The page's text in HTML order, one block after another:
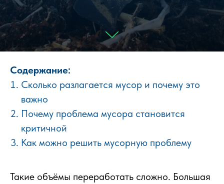
Содержание:
Сколько разлагается мусор и почему это
важно
Почему проблема мусора становится
критичной
Как можно решить мусорную проблему
Такие объёмы переработать сложно. Большая